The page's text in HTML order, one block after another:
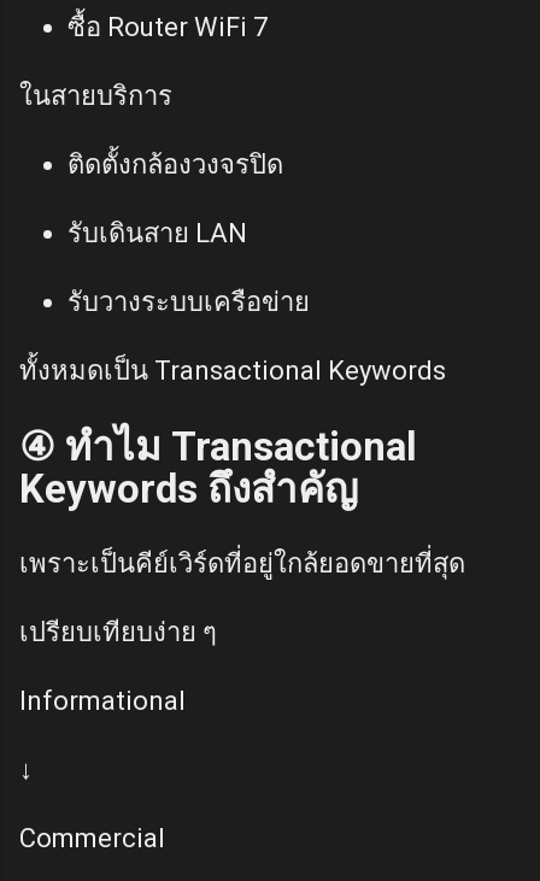
ซื้อ Router WiFi 7
ในสายบริการ
ติดตั้งกล้องวงจรปิด
รับเดินสาย LAN
รับวางระบบเครือข่าย
ทั้งหมดเป็น Transactional Keywords
④ ทำไม Transactional
Keywords ถึงสำคัญ
เพราะเป็นคีย์เวิร์ดที่อยู่ใกล้ยอดขายที่สุด
เปรียบเทียบง่าย ๆ
Informational
↓
Commercial